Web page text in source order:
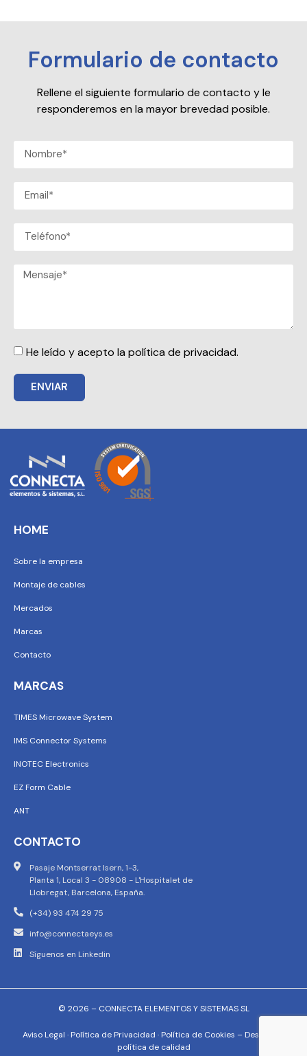
Formulario de contacto
Rellene el siguiente formulario de contacto y le
responderemos en la mayor brevedad posible.
He leído y acepto la política de privacidad.
ENVIAR
HOME
Sobre la empresa
Montaje de cables
Mercados
Marcas
Contacto
MARCAS
TIMES Microwave System
IMS Connector Systems
INOTEC Electronics
EZ Form Cable
ANT
CONTACTO
Pasaje Montserrat Isern, 1-3,
Planta 1, Local 3 - 08908 - L'Hospitalet de
Llobregat, Barcelona, España.
(+34) 93 474 29 75
info@connectaeys.es
Síguenos en Linkedin
© 2026 – CONNECTA ELEMENTOS Y SISTEMAS SL
Aviso Legal · Política de Privacidad · Política de Cookies – Descargar
política de calidad